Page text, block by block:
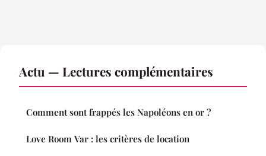
Actu — Lectures complémentaires
Comment sont frappés les Napoléons en or ?
Love Room Var : les critères de location